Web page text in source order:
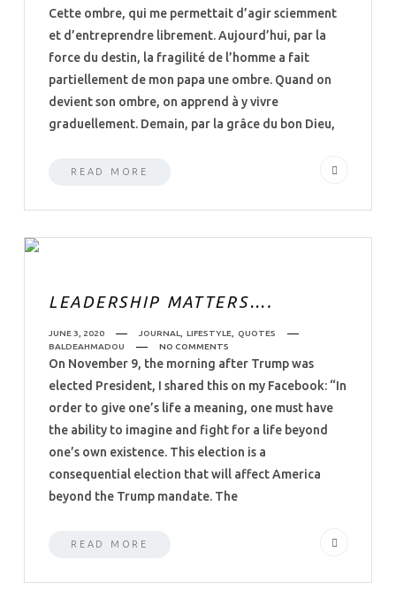
Cette ombre, qui me permettait d’agir sciemment
et d’entreprendre librement. Aujourd’hui, par la
force du destin, la fragilité de l’homme a fait
partiellement de mon papa une ombre. Quand on
devient son ombre, on apprend à y vivre
graduellement. Demain, par la grâce du bon Dieu,
READ MORE
LEADERSHIP MATTERS….
JUNE 3, 2020 JOURNAL LIFESTYLE
QUOTES
BALDEAHMADOU
NO COMMENTS
On November 9, the morning after Trump was
elected President, I shared this on my Facebook: “In
order to give one’s life a meaning, one must have
the ability to imagine and fight for a life beyond
one’s own existence. This election is a
consequential election that will affect America
beyond the Trump mandate. The
READ MORE